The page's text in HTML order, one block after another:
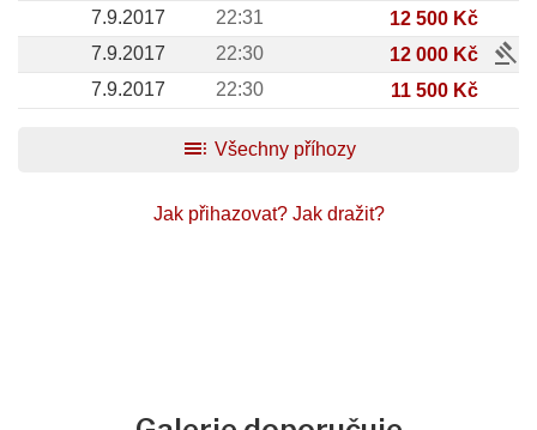
7.9.2017 22:31
12 500 Kč
7.9.2017
22:30 12 000 Kč gavel
7.9.2017 22:30 11 500 Kč
toc Všechny příhozy
Jak přihazovat? Jak dražit?